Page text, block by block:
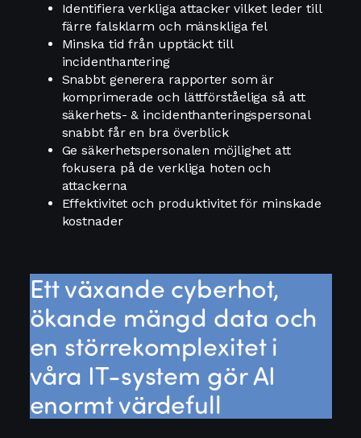
Identifiera verkliga attacker vilket leder till
färre falsklarm och mänskliga fel
Minska tid från upptäckt till
incidenthantering
Snabbt generera rapporter som är
komprimerade och lättförståeliga så att
säkerhets- & incidenthanteringspersonal
snabbt får en bra överblick
Ge säkerhetspersonalen möjlighet att
fokusera på de verkliga hoten och
attackerna
Effektivitet och produktivitet för minskade
kostnader
Ett växande cyberhot,
ökande mängd data och
en störrekomplexitet i
våra IT-system gör AI
enormt värdefull